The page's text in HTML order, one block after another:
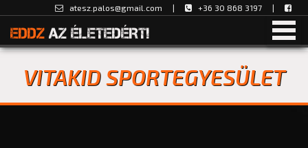
atesz.palos@gmail.com | +36 30 868 3197 |
EDDZ AZ ÉLETEDÉRT!
VITAKID SPORTEGYESÜLET